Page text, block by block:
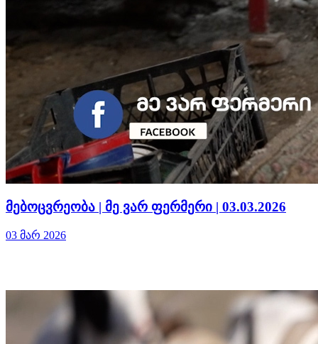
მებოცვრეობა | მე ვარ ფერმერი | 03.03.2026
03 მარ 2026